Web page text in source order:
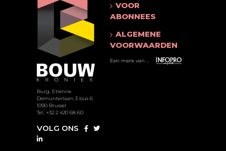
Burg. Etienne
Demunterlaan 3 bus 6
1090 Brussel
Tel.: +32 2 420 68 60
VOLG ONS
VOOR
ABONNEES
ALGEMENE
VOORWAARDEN
Een merk van ...